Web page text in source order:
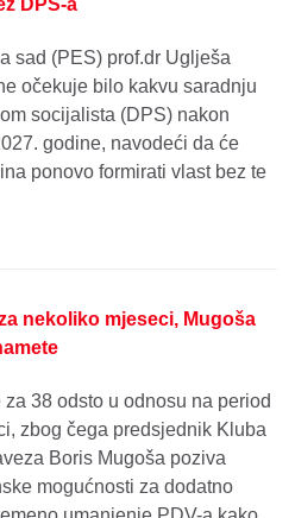
sad (PES) prof.dr Uglješa
očekuje bilo kakvu saradnju
socijalista (DPS) nakon
godine, navodeći da će
ponovo formirati vlast bez te
nekoliko mjeseci, Mugoša
38 odsto u odnosu na period
zbog čega predsjednik Kluba
Boris Mugoša poziva
mogućnosti za dodatno